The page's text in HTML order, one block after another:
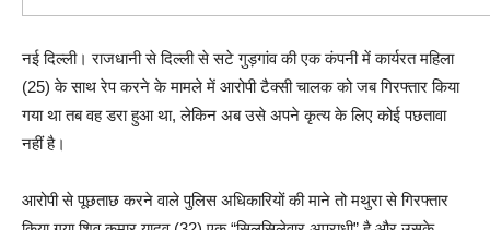
नई दिल्ली। राजधानी से दिल्ली से सटे गुड़गांव की एक कंपनी में कार्यरत महिला
(25) के साथ रेप करने के मामले में आरोपी टैक्सी चालक को जब गिरफ्तार किया
गया था तब वह डरा हुआ था, लेकिन अब उसे अपने कृत्य के लिए कोई पछतावा
नहीं है।
आरोपी से पूछताछ करने वाले पुलिस अधिकारियों की माने तो मथुरा से गिरफ्तार